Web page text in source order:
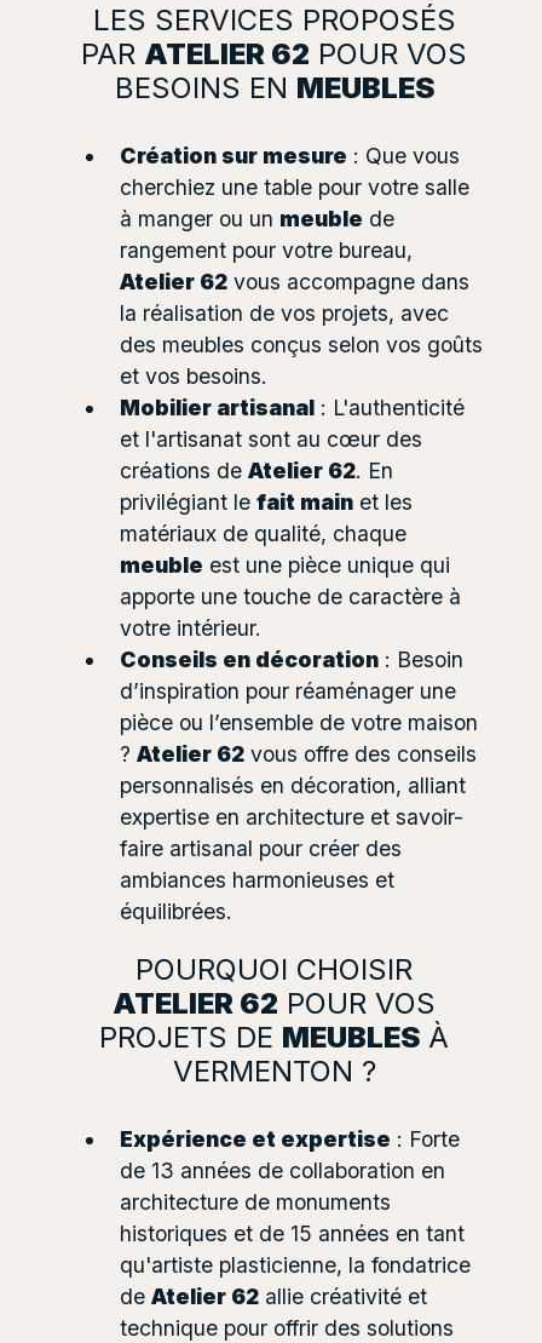
LES SERVICES PROPOSÉS
PAR ATELIER 62 POUR VOS
BESOINS EN MEUBLES
Création sur mesure : Que vous
cherchiez une table pour votre salle
à manger ou un meuble de
rangement pour votre bureau,
Atelier 62 vous accompagne dans
la réalisation de vos projets, avec
des meubles conçus selon vos goûts
et vos besoins.
Mobilier artisanal : L'authenticité
et l'artisanat sont au cœur des
créations de Atelier 62. En
privilégiant le fait main et les
matériaux de qualité, chaque
meuble est une pièce unique qui
apporte une touche de caractère à
votre intérieur.
Conseils en décoration : Besoin
d’inspiration pour réaménager une
pièce ou l’ensemble de votre maison
? Atelier 62 vous offre des conseils
personnalisés en décoration, alliant
expertise en architecture et savoir-
faire artisanal pour créer des
ambiances harmonieuses et
équilibrées.
POURQUOI CHOISIR
ATELIER 62 POUR VOS
PROJETS DE MEUBLES À
VERMENTON ?
Expérience et expertise : Forte
de 13 années de collaboration en
architecture de monuments
historiques et de 15 années en tant
qu'artiste plasticienne, la fondatrice
de Atelier 62 allie créativité et
technique pour offrir des solutions